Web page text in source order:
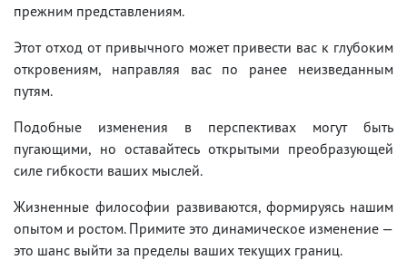
прежним представлениям.
Этот отход от привычного может привести вас к глубоким
откровениям, направляя вас по ранее неизведанным
путям.
Подобные изменения в перспективах могут быть
пугающими, но оставайтесь открытыми преобразующей
силе гибкости ваших мыслей.
Жизненные философии развиваются, формируясь нашим
опытом и ростом. Примите это динамическое изменение —
это шанс выйти за пределы ваших текущих границ.